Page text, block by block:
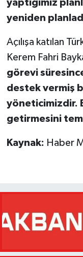
yaptığımız
yeniden
Açılışa katılan
Kerem Fahri
görevi
destek vermiş
yöneticimizdir.
getirmesini
Kaynak: Haber